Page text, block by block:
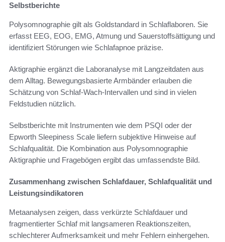
Selbstberichte
Polysomnographie gilt als Goldstandard in Schlaflaboren. Sie
erfasst EEG, EOG, EMG, Atmung und Sauerstoffsättigung und
identifiziert Störungen wie Schlafapnoe präzise.
Aktigraphie ergänzt die Laboranalyse mit Langzeitdaten aus
dem Alltag. Bewegungsbasierte Armbänder erlauben die
Schätzung von Schlaf-Wach-Intervallen und sind in vielen
Feldstudien nützlich.
Selbstberichte mit Instrumenten wie dem PSQI oder der
Epworth Sleepiness Scale liefern subjektive Hinweise auf
Schlafqualität. Die Kombination aus Polysomnographie
Aktigraphie und Fragebögen ergibt das umfassendste Bild.
Zusammenhang zwischen Schlafdauer, Schlafqualität und
Leistungsindikatoren
Metaanalysen zeigen, dass verkürzte Schlafdauer und
fragmentierter Schlaf mit langsameren Reaktionszeiten,
schlechterer Aufmerksamkeit und mehr Fehlern einhergehen.